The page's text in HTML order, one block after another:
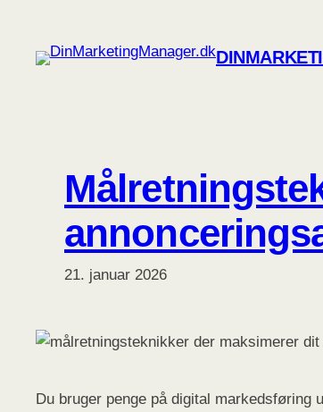
indhold
21. januar 2026
Du bruger penge på digital markedsføring